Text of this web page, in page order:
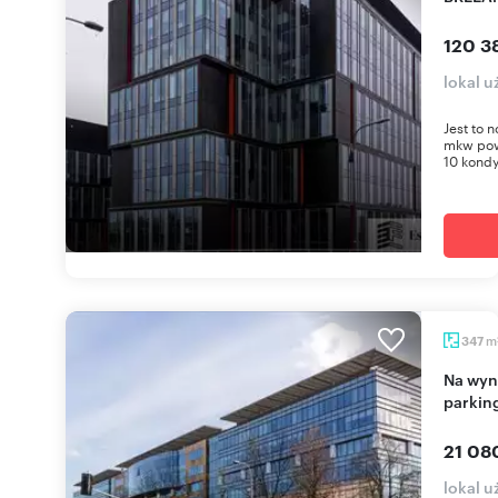
120
lokal
Jest to
mkw
10
347 m
Na wynajem nowoczesny lokal biurowy 347 m² z
21
lokal